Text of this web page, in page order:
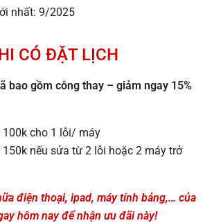
nhất: 9/2025
CÓ ĐẶT LỊCH
bao gồm công thay – giảm ngay 15%
100k cho 1 lỗi/ máy
nếu sửa từ 2 lỗi hoặc 2 máy trở
điện thoại, ipad, máy tính bảng,… của
hôm nay để nhận ưu đãi này!